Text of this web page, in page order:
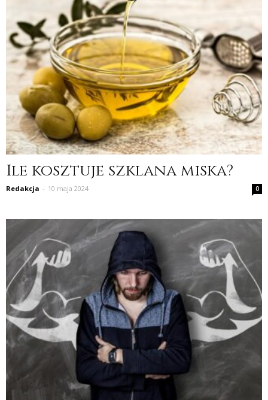
Ile kosztuje szklana miska?
Redakcja - 10 maja 2024 0